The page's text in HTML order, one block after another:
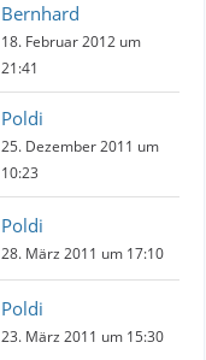
Bernhard
18. Februar 2012 um
21:41
Poldi
25. Dezember 2011 um
10:23
Poldi
28. März 2011 um 17:10
Poldi
23. März 2011 um 15:30